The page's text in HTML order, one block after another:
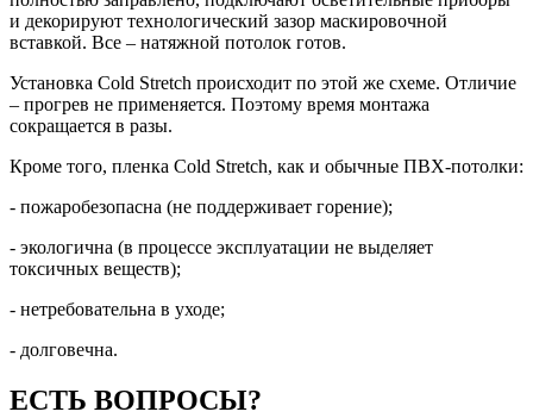
и декорируют технологический зазор маскировочной
вставкой. Все – натяжной потолок готов.
Установка Cold Stretch происходит по этой же схеме. Отличие
– прогрев не применяется. Поэтому время монтажа
сокращается в разы.
Кроме того, пленка Cold Stretch, как и обычные ПВХ-потолки:
- пожаробезопасна (не поддерживает горение);
- экологична (в процессе эксплуатации не выделяет
токсичных веществ);
- нетребовательна в уходе;
- долговечна.
ЕСТЬ ВОПРОСЫ?